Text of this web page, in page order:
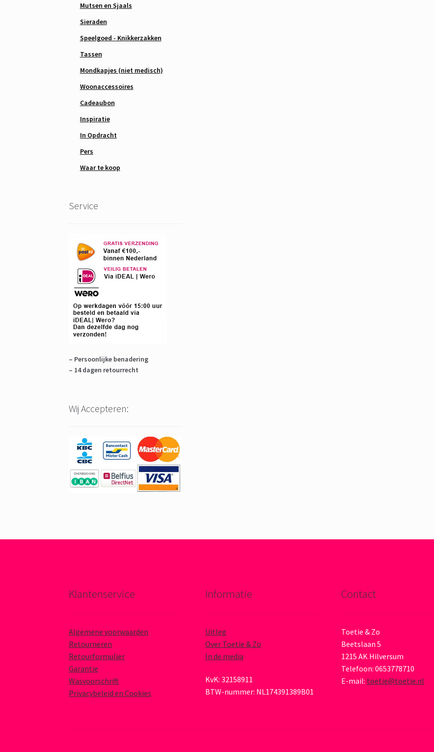
Mutsen en Sjaals
Sieraden
Speelgoed - Knikkerzakken
Tassen
Mondkapjes (niet medisch)
Woonaccessoires
Cadeaubon
Inspiratie
In Opdracht
Pers
Waar te koop
Service
– Persoonlijke benadering
– 14 dagen retourrecht
Wij Accepteren:
Klantenservice
Algemene voorwaarden
Retourneren
Retourformulier
Garantie
Wasvoorschrift
Privacybeleid en Cookies
Informatie
Uitleg
Over Toetie & Zo
In de media
KvK: 32158911
BTW-nummer: NL174391389B01
Contact
Toetie & Zo
Beetslaan 5
1215 AK Hilversum
Telefoon: 0653778710
E-mail: toetie@toetie.nl